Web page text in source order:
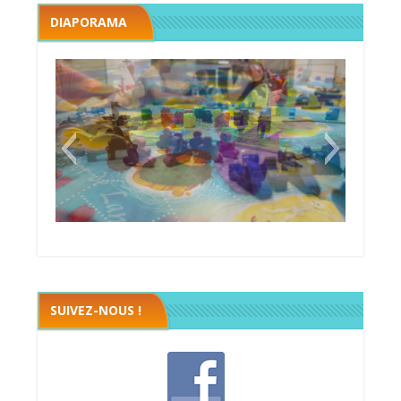
DIAPORAMA
SUIVEZ-NOUS !